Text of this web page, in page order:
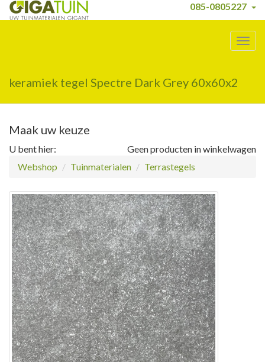
085-0805227
keramiek tegel Spectre Dark Grey 60x60x2
Maak uw keuze
Geen producten in winkelwagen
U bent hier:
Webshop
Tuinmaterialen Terrastegels